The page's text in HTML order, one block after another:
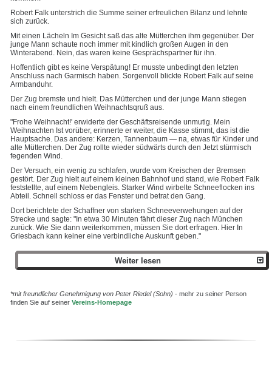
Robert Falk unterstrich die Summe seiner erfreulichen Bilanz und lehnte
sich zurück.
Mit einen Lächeln Im Gesicht saß das alte Mütterchen ihm gegenüber. Der
junge Mann schaute noch immer mit kindlich großen Augen in den
Winterabend. Nein, das waren keine Gesprächspartner für ihn.
Hoffentlich gibt es keine Verspätung! Er musste unbedingt den letzten
Anschluss nach Garmisch haben. Sorgenvoll blickte Robert Falk auf seine
Armbanduhr.
Der Zug bremste und hielt. Das Mütterchen und der junge Mann stiegen
nach einem freundlichen Weihnachtsqruß aus.
"Frohe Weihnacht!' erwiderte der Geschäftsreisende unmutig. Mein
Weihnachten Ist vorüber, erinnerte er weiter, die Kasse stimmt, das ist die
Hauptsache. Das andere: Kerzen, Tannenbaum — na, etwas für Kinder und
alte Mütterchen. Der Zug rollte wieder südwärts durch den Jetzt stürmisch
fegenden Wind.
Der Versuch, ein wenig zu schlafen, wurde vom Kreischen der Bremsen
gestört. Der Zug hielt auf einem kleinen Bahnhof und stand, wie Robert Falk
feststellte, auf einem Nebengleis. Starker Wind wirbelte Schneeflocken ins
Abteil. Schnell schloss er das Fenster und betrat den Gang.
Dort berichtete der Schaffner von starken Schneeverwehungen auf der
Strecke und sagte: "In etwa 30 Minuten fährt dieser Zug nach München
zurück. Wie Sie dann weiterkommen, müssen Sie dort erfragen. Hier In
Griesbach kann keiner eine verbindliche Auskunft geben."
Weiter lesen
*mit freundlicher Genehmigung von Peter Riedel (Sohn) - mehr zu seiner Person
finden Sie auf seiner Vereins-Homepage